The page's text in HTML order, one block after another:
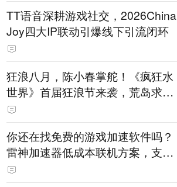
TT语音深耕游戏社交，2026China
Joy四大IP联动引爆线下引流闭环
狂浪八月，陈小春掌舵！《疯狂水
世界》首届狂浪节来袭，荒岛求生
直播即将开启
你还在找免费的游戏加速软件吗？
雷神加速器低成本联机方案，支持
免费试用